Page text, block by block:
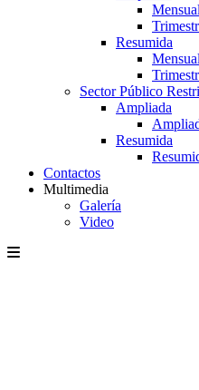
Mensual
Resumida
Mensual
Sector Público
Ampliada
Resumida
Contactos
Multimedia
Galería
Video